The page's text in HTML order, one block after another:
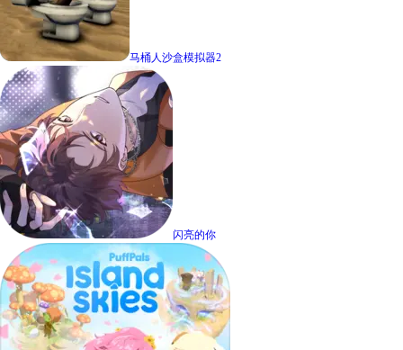
马桶人沙盒模拟器2
闪亮的你